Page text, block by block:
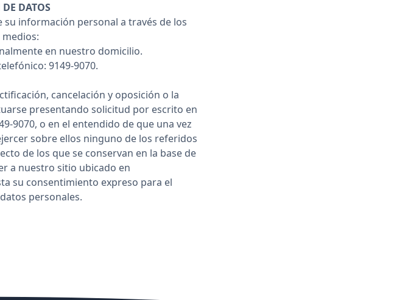
DATOS
información personal a través de los
en nuestro domicilio.
9149-9070.
cancelación y oposición o la
presentando solicitud por escrito en
9070, o en el entendido de que una vez
sobre ellos ninguno de los referidos
de los que se conservan en la base de
a nuestro sitio ubicado en
su consentimiento expreso para el
personales.